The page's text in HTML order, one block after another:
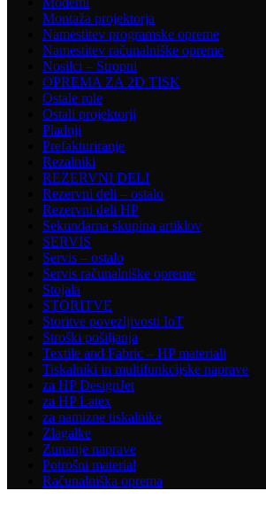
Montaža projektorja
Namestitev programske opreme
Namestitev računalniške opreme
Nosilci – Stropni
OPREMA ZA 2D TISK
Ostale role
Ostali projektorji
Pladnji
Prefakturiranje
Rezalniki
REZERVNI DELI
Rezervni deli – ostalo
Rezervni deli HP
Sekundarna skupina artiklov
SERVIS
Servis – ostalo
Servis računalniške opreme
Stojala
STORITVE
Storitve povezljivosti IoT
Stroški pošiljanja
Textile and Fabric – HP materiali
Tiskalniki in multifunkcijske naprave
za HP DesignJet
za HP Latex
za namizne tiskalnike
Zlagalke
Zunanje naprave
Potrošni material
Računalniška oprema